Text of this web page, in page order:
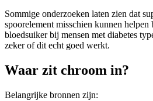
Sommige onderzoeken laten zien dat
spoorelement misschien kunnen helpen
bloedsuiker bij mensen met diabetes
zeker of dit echt goed werkt.
Waar zit chroom in?
Belangrijke bronnen zijn: